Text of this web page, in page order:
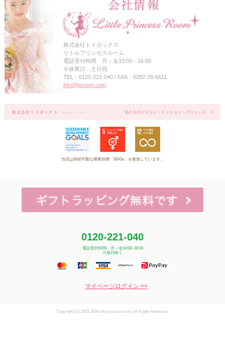
株式会社トイボックス
リトルプリンセスルーム
電話受付時間 月～金10:00～16:00
※休業日…土日祝
TEL：0120-221-040 / FAX：0282-28-6611
info@lproom.com
当店は持続可能な開発目標「SDGs」を推進しています。
0120-221-040
電話受付時間：月～金10:00~16:00
※祝日除く
マイページログイン >>
Copyright (C) 2005-2026 little princess room All Rights Reserved.